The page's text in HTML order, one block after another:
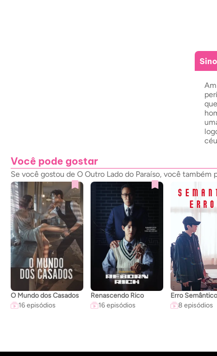
Você pode gostar
Se você gostou de O Outro Lado do Paraíso, você também
O Mundo dos Casados
16 episódios
Renascendo Rico
16 episódios
Erro Semântico
8 episódios